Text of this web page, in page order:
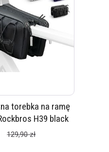
torebka na ramę
H39 black
129,90 zł